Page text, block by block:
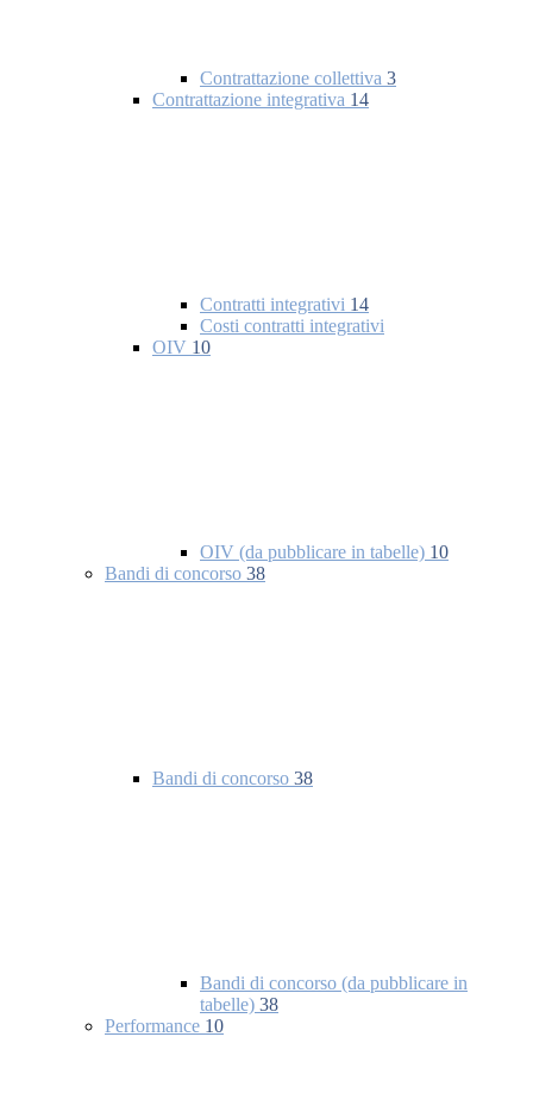
Contrattazione collettiva 3
Contrattazione integrativa 14
Contratti integrativi 14
Costi contratti integrativi
OIV 10
OIV (da pubblicare in tabelle) 10
Bandi di concorso 38
Bandi di concorso 38
Bandi di concorso (da pubblicare in
tabelle) 38
Performance 10